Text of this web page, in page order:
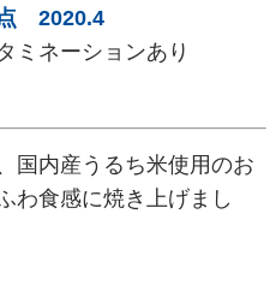
2020.4
ミネーションあり
国内産うるち米使用のお
わ食感に焼き上げまし